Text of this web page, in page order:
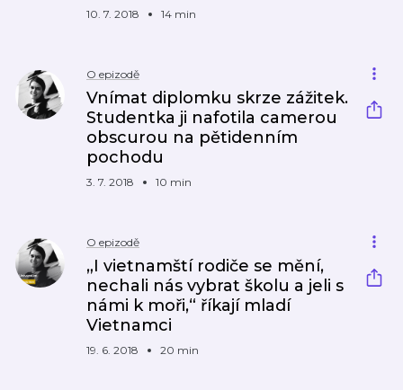
10. 7. 2018 14 min
O epizodě
Vnímat diplomku skrze zážitek.
Studentka ji nafotila camerou
obscurou na pětidenním
pochodu
3. 7. 2018 10 min
O epizodě
„I vietnamští rodiče se mění,
nechali nás vybrat školu a jeli s
námi k moři,“ říkají mladí
Vietnamci
19. 6. 2018 20 min